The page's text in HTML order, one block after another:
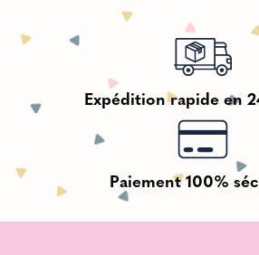
Expédition rapide en
Paiement 100%